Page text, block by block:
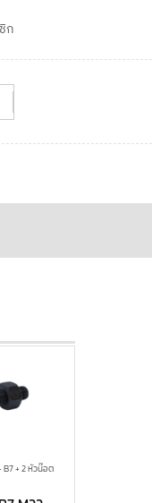
ก
+ 2 หัวน๊อต